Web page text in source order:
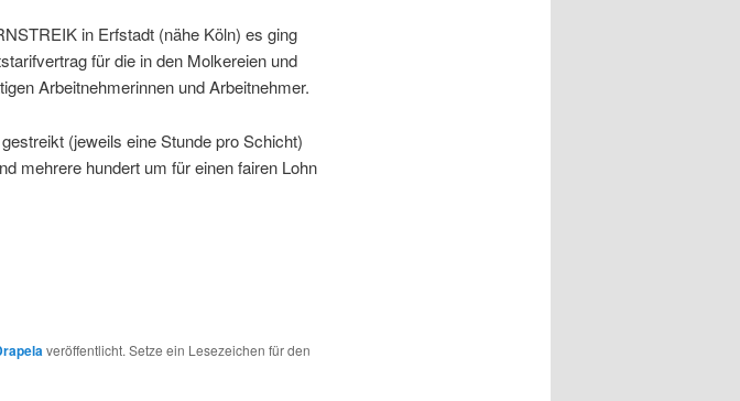
in Erfstadt (nähe Köln) es ging
für die in den Molkereien und
Arbeitnehmerinnen und Arbeitnehmer.
(jeweils eine Stunde pro Schicht)
mehrere hundert um für einen fairen Lohn
veröffentlicht. Setze ein Lesezeichen für den